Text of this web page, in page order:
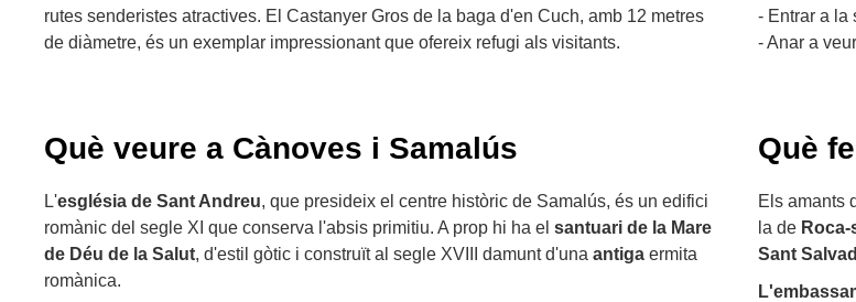
rutes senderistes atractives. El Castanyer Gros de la baga d'en Cuch, amb 12 metres
de diàmetre, és un exemplar impressionant que ofereix refugi als visitants.
- Entrar a la
- Anar a
Què veure a Cànoves i Samalús
L'església de Sant Andreu, que presideix el centre històric de Samalús, és un edifici
romànic del segle XI que conserva l'absis primitiu. A prop hi ha el santuari de la Mare
de Déu de la Salut, d'estil gòtic i construït al segle XVIII damunt d'una antiga ermita
romànica.
Què
Els amants
la de
Sant